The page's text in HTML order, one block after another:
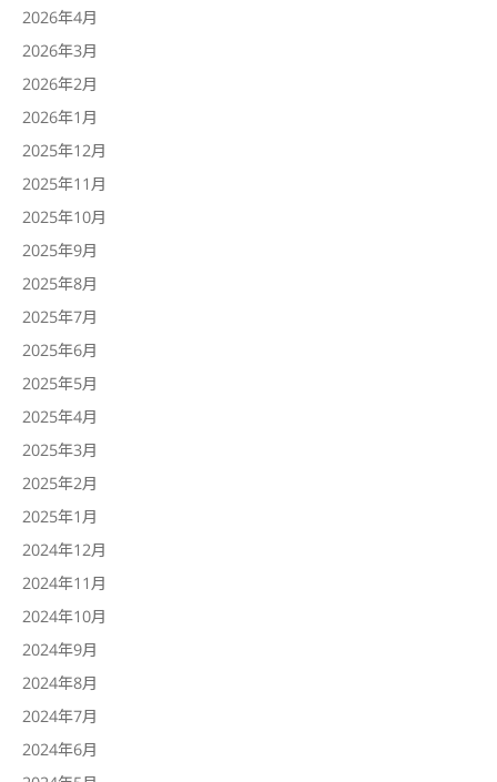
2026年4月
2026年3月
2026年2月
2026年1月
2025年12月
2025年11月
2025年10月
2025年9月
2025年8月
2025年7月
2025年6月
2025年5月
2025年4月
2025年3月
2025年2月
2025年1月
2024年12月
2024年11月
2024年10月
2024年9月
2024年8月
2024年7月
2024年6月